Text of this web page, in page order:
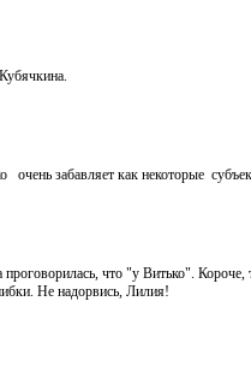
забавляет как некоторые
что "у Витько".
Не надорвись, Лилия!